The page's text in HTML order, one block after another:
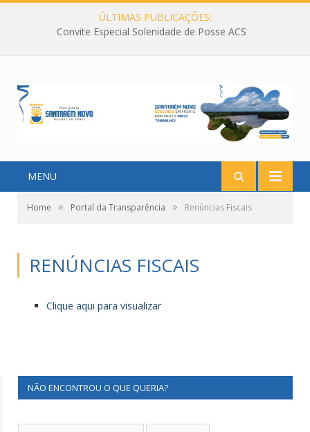
ÚLTIMAS PUBLICAÇÕES:
Convite Especial Solenidade de Posse ACS
MENU
Home » Portal da Transparência » Renúncias Fiscais
RENÚNCIAS FISCAIS
Clique aqui para visualizar
NÃO ENCONTROU O QUE QUERIA?